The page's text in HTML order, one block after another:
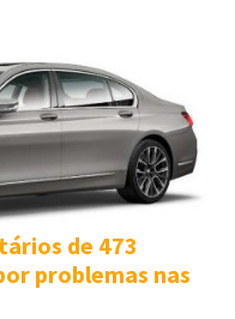
de 473
problemas nas